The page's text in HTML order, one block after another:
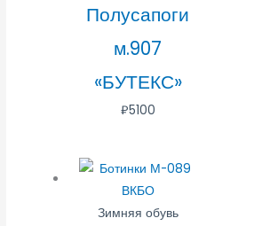
Полусапоги
м.907
«БУТЕКС»
₽5100
Зимняя обувь